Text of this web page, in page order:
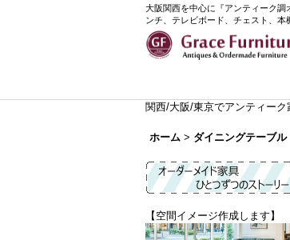
大阪関西を中心に『アンティーク
ンチ、テレビボード、チェスト、
関西/大阪/東京でアンティー
ホーム > ダイニングテーブル
【空間イメージ作成します】